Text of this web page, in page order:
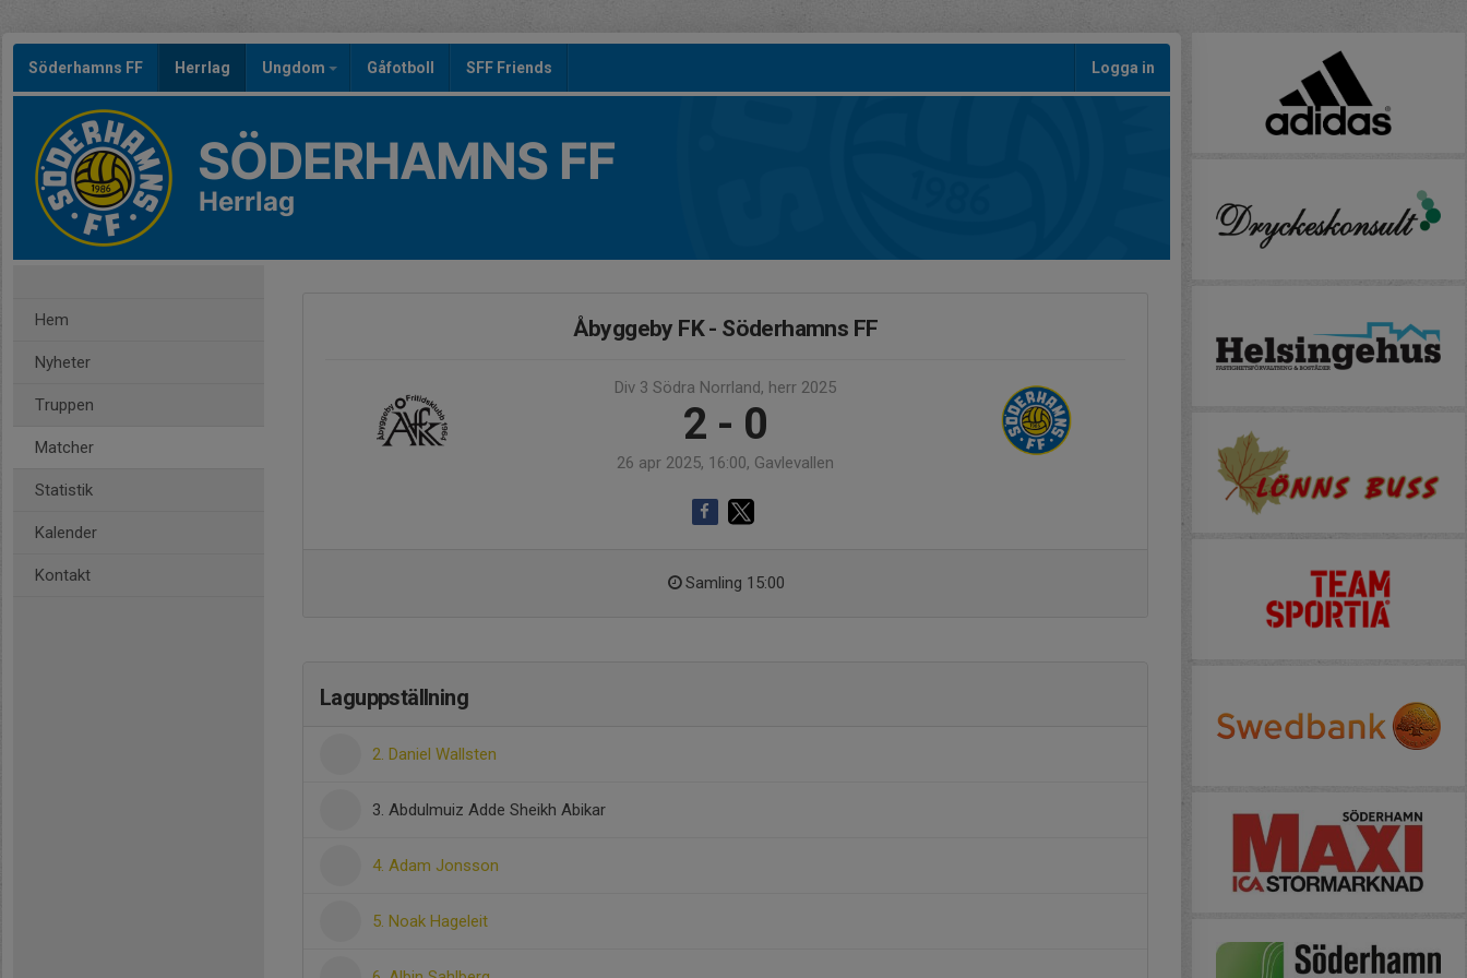
Söderhamns FF Herrlag Ungdom Gåfotboll SFF Friends Logga in
SÖDERHAMNS FF
Herrlag
Hem
Nyheter
Truppen
Matcher
Statistik
Kalender
Kontakt
Åbyggeby FK - Söderhamns FF
Div 3 Södra Norrland, herr 2025
2 - 0
26 apr 2025, 16:00, Gavlevallen
Samling 15:00
Laguppställning
2. Daniel Wallsten
3. Abdulmuiz Adde Sheikh Abikar
4. Adam Jonsson
5. Noak Hageleit